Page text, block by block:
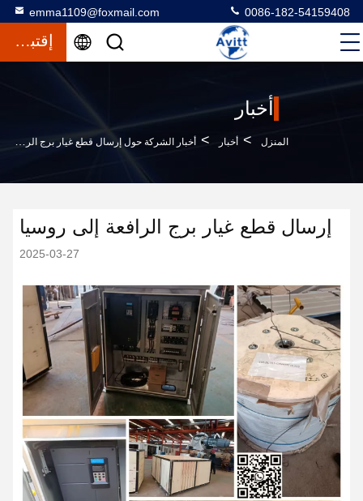
emma1109@foxmail.com 0086-182-54159408
إقتباس
أخبار
المنزل > أخبار > أخبار الشركة حول إرسال قطع غيار برج الرافعة إلى روسيا
إرسال قطع غيار برج الرافعة إلى روسيا
2025-03-27